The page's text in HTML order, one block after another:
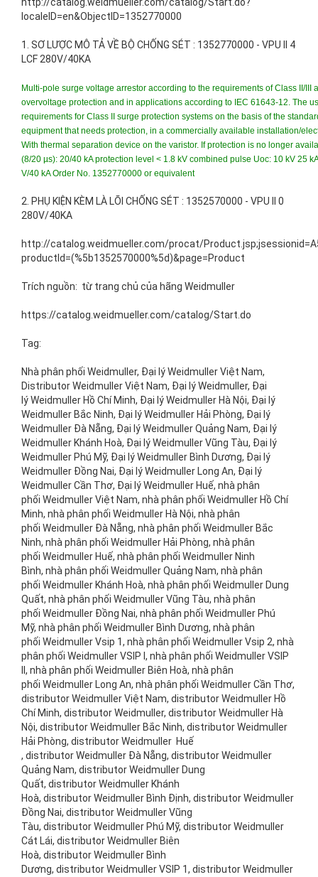
http://catalog.weidmueller.com/catalog/Start.do?
localeID=en&ObjectID=1352770000
1. SƠ LƯỢC MÔ TẢ VỀ BỘ CHỐNG SÉT : 1352770000 - VPU II 4
LCF 280V/40KA
Multi-pole surge voltage arrestor according to the requirements of Class II/
overvoltage protection and in applications according to IEC 61643-12. The
requirements for Class II surge protection systems on the basis of the
equipment that needs protection, in a commercially available installation/
With thermal separation device on the varistor. If protection is no longer
(8/20 µs): 20/40 kA protection level < 1.8 kV combined pulse Uoc: 10 kV 25
V/40 kA Order No. 1352770000 or equivalent
2. PHỤ KIỆN KÈM LÀ LÕI CHỐNG SÉT : 1352570000 - VPU II 0
280V/40KA
http://catalog.weidmueller.com/procat/
productId=(%5b1352570000%5d)&page=Product
Trích nguồn: từ trang chủ của hãng Weidmuller
https://catalog.weidmueller.com/catalog/Start.do
Tag:
Nhà phân phối Weidmuller, Đại lý Weidmuller Việt Nam,
Distributor Weidmuller Việt Nam, Đại lý Weidmuller, Đại
lý Weidmuller Hồ Chí Minh, Đại lý Weidmuller Hà Nội, Đại lý
Weidmuller Bắc Ninh, Đại lý Weidmuller Hải Phòng, Đại lý
Weidmuller Đà Nẵng, Đại lý Weidmuller Quảng Nam, Đại lý
Weidmuller Khánh Hoà, Đại lý Weidmuller Vũng Tàu, Đại lý
Weidmuller Phú Mỹ, Đại lý Weidmuller Bình Dương, Đại lý
Weidmuller Đồng Nai, Đại lý Weidmuller Long An, Đại lý
Weidmuller Cần Thơ, Đại lý Weidmuller Huế, nhà phân
phối Weidmuller Việt Nam, nhà phân phối Weidmuller Hồ Chí
Minh, nhà phân phối Weidmuller Hà Nội, nhà phân
phối Weidmuller Đà Nẵng, nhà phân phối Weidmuller Bắc
Ninh, nhà phân phối Weidmuller Hải Phòng, nhà phân
phối Weidmuller Huế, nhà phân phối Weidmuller Ninh
Bình, nhà phân phối Weidmuller Quảng Nam, nhà phân
phối Weidmuller Khánh Hoà, nhà phân phối Weidmuller Dung
Quất, nhà phân phối Weidmuller Vũng Tàu, nhà phân
phối Weidmuller Đồng Nai, nhà phân phối Weidmuller Phú
Mỹ, nhà phân phối Weidmuller Bình Dương, nhà phân
phối Weidmuller Vsip 1, nhà phân phối Weidmuller Vsip 2, nhà
phân phối Weidmuller VSIP I, nhà phân phối Weidmuller VSIP
II, nhà phân phối Weidmuller Biên Hoà, nhà phân
phối Weidmuller Long An, nhà phân phối Weidmuller Cần Thơ,
distributor Weidmuller Việt Nam, distributor Weidmuller Hồ
Chí Minh, distributor Weidmuller, distributor Weidmuller Hà
Nội, distributor Weidmuller Bắc Ninh, distributor Weidmuller
Hải Phòng, distributor Weidmuller Huế
, distributor Weidmuller Đà Nẵng, distributor Weidmuller
Quảng Nam, distributor Weidmuller Dung
Quất, distributor Weidmuller Khánh
Hoà, distributor Weidmuller Bình Định, distributor Weidmuller
Đồng Nai, distributor Weidmuller Vũng
Tàu, distributor Weidmuller Phú Mỹ, distributor Weidmuller
Cát Lái, distributor Weidmuller Biên
Hoà, distributor Weidmuller Bình
Dương, distributor Weidmuller VSIP 1, distributor Weidmuller